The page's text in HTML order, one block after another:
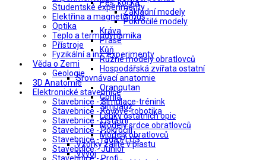
Studentské experimenty
Elektřina a magnetismus
Optika
Teplo a termodynamika
Přístroje
Fyzikální a inž. experimenty
Věda o Zemi
Geologie
3D Anatomie
Elektronické stavebnice
Stavebnice - Simulace-trénink
Stavebnice - Kovové-robotika
Stavebnice - Ostatní
Stavebnice - Pokročilí
Stavebnice - řada PLUS
Stavebnice - Junior
Pes, kočka
Základní modely
Pokročilé modely
Kráva
Prase
Kůň
Různé modely obratlovců
Hospodářská zvířata ostatní
Srovnávací anatomie
Orangutan
Gorila
Šimpanz
Lebky ostatních opic
Modely srdce obratlovců
Modely obratlovců
Vzorky zalité v plastu
Vývoj